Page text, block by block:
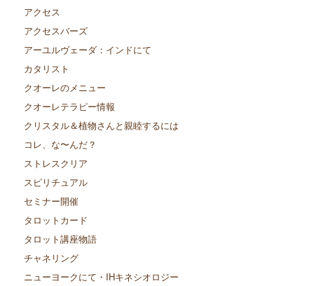
アクセス
アクセスバーズ
アーユルヴェーダ：インドにて
カタリスト
クオーレのメニュー
クオーレテラピー情報
クリスタル＆植物さんと親睦するには
コレ、な〜んだ？
ストレスクリア
スピリチュアル
セミナー開催
タロットカード
タロット講座物語
チャネリング
ニューヨークにて・IHキネシオロジー